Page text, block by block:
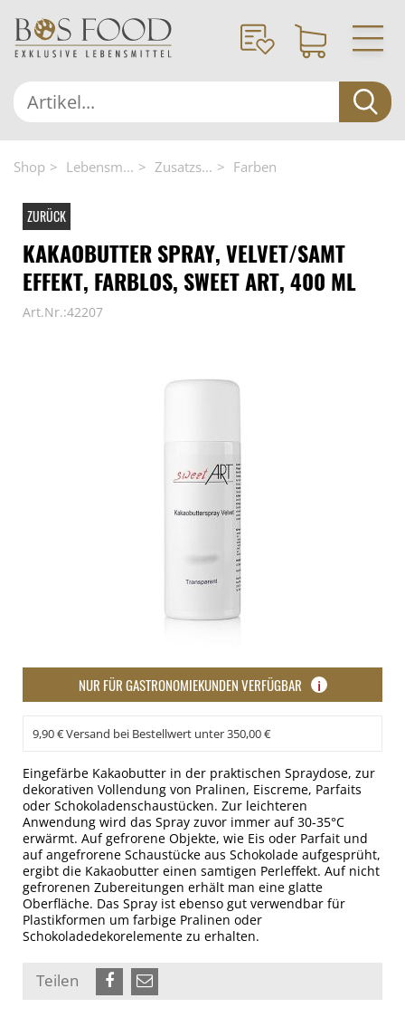
Shop Lebensm... Zusatzs... Farben
ZURÜCK
KAKAOBUTTER SPRAY, VELVET/SAMT
EFFEKT, FARBLOS, SWEET ART, 400 ML
Art.Nr.:42207
NUR FÜR GASTRONOMIEKUNDEN VERFÜGBAR i
9,90 € Versand bei Bestellwert unter 350,00 €
Eingefärbe Kakaobutter in der praktischen Spraydose, zur
dekorativen Vollendung von Pralinen, Eiscreme, Parfaits
oder Schokoladenschaustücken. Zur leichteren
Anwendung wird das Spray zuvor immer auf 30-35°C
erwärmt. Auf gefrorene Objekte, wie Eis oder Parfait und
auf angefrorene Schaustücke aus Schokolade aufgesprüht,
ergibt die Kakaobutter einen samtigen Perleffekt. Auf nicht
gefrorenen Zubereitungen erhält man eine glatte
Oberfläche. Das Spray ist ebenso gut verwendbar für
Plastikformen um farbige Pralinen oder
Schokoladedekorelemente zu erhalten.
Teilen